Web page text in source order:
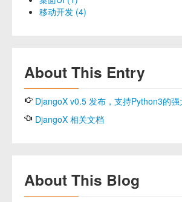
移动开发 (4)
About This Entry
DjangoX v0.5 发布，支持Python3的
DjangoX 相关文档
About This Blog